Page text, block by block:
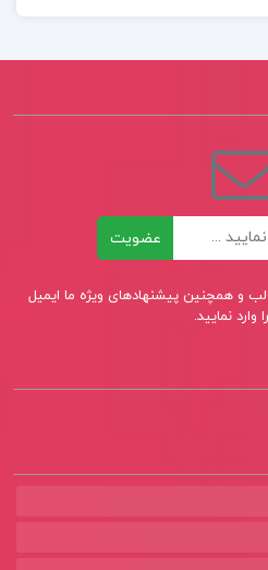
عضویت
و همچنین پیشنهادهای ویژه ما ایمیل
وارد نمایید.